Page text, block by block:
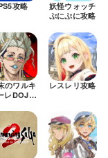
攻略
妖怪ウォッチ
ぷにぷに攻略
のワルキ
レDOJ攻
レスレリ攻略